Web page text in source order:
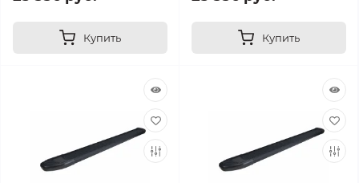
Купить Купить